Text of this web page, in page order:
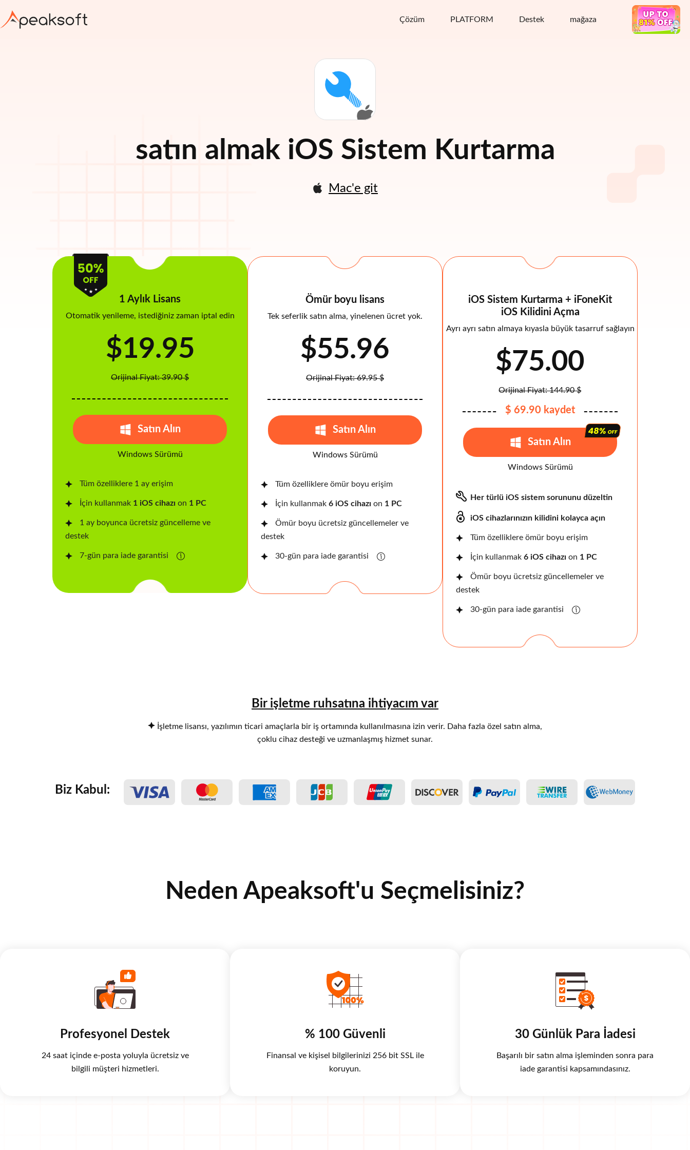
Çözüm PLATFORM Destek mağaza
Sıcak anlaşma
satın almak iOS Sistem Kurtarma
Mac'e git
1 Aylık Lisans
Otomatik yenileme, istediğiniz zaman iptal edin
$19.95
Orijinal Fiyat: 39.90 $
Satın Alın
Windows Sürümü
Tüm özelliklere 1 ay erişim
İçin kullanmak 1 iOS cihazı on 1 PC
1 ay boyunca ücretsiz güncelleme ve
destek
7-gün para iade garantisi
Ömür boyu lisans
Tek seferlik satın alma, yinelenen ücret yok.
$55.96
Orijinal Fiyat: 69.95 $
Satın Alın
Windows Sürümü
Tüm özelliklere ömür boyu erişim
İçin kullanmak 6 iOS cihazı on 1 PC
Ömür boyu ücretsiz güncellemeler ve
destek
30-gün para iade garantisi
iOS Sistem Kurtarma + iFoneKit
iOS Kilidini Açma
Ayrı ayrı satın almaya kıyasla büyük tasarruf sağlayın
$75.00
Orijinal Fiyat: 144.90 $
$ 69.90 kaydet
Satın Alın
Windows Sürümü
Her türlü iOS sistem sorununu düzeltin
iOS cihazlarınızın kilidini kolayca açın
Tüm özelliklere ömür boyu erişim
İçin kullanmak 6 iOS cihazı on 1 PC
Ömür boyu ücretsiz güncellemeler ve
destek
30-gün para iade garantisi
Bir işletme ruhsatına ihtiyacım var
İşletme lisansı, yazılımın ticari amaçlarla bir iş ortamında kullanılmasına izin verir. Daha fazla özel satın alma,
çoklu cihaz desteği ve uzmanlaşmış hizmet sunar.
Biz Kabul:
Neden Apeaksoft'u Seçmelisiniz?
Profesyonel Destek
24 saat içinde e-posta yoluyla ücretsiz ve
bilgili müşteri hizmetleri.
% 100 Güvenli
Finansal ve kişisel bilgilerinizi 256 bit SSL ile
koruyun.
30 Günlük Para İadesi
Başarılı bir satın alma işleminden sonra para
iade garantisi kapsamındasınız.